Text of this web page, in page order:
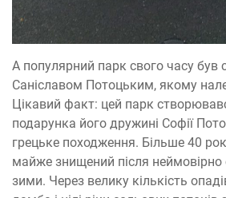
А популярний парк свого часу був
Саніславом Потоцьким, якому
Цікавий факт: цей парк
подарунка його дружині Софії
грецьке походження. Більше 40
майже знищений після неймовірно
зими. Через велику кількість